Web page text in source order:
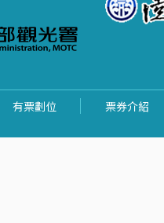
有票劃位 票券介紹